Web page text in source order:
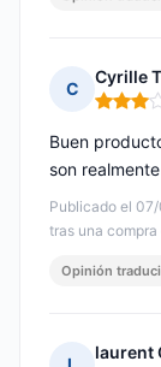
C
Cyrille
Nota: 3
Publicado el
tras una
Buen
son
Opinión
laurent